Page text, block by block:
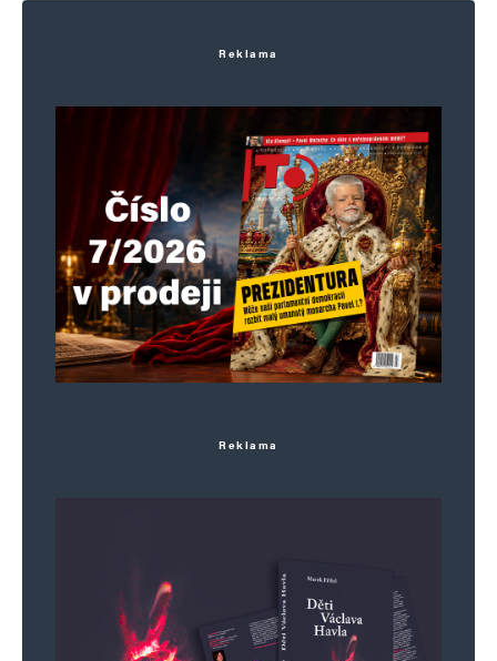
Reklama
Reklama